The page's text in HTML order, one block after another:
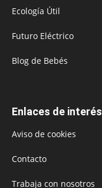
Ecología Útil
Futuro Eléctrico
Blog de Bebés
Enlaces de interés
Aviso de cookies
Contacto
Trabaja con nosotros